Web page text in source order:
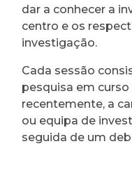
dar a conhecer a
centro e os
investigação.
Cada sessão
pesquisa em
recentemente, a
ou equipa de
seguida de um